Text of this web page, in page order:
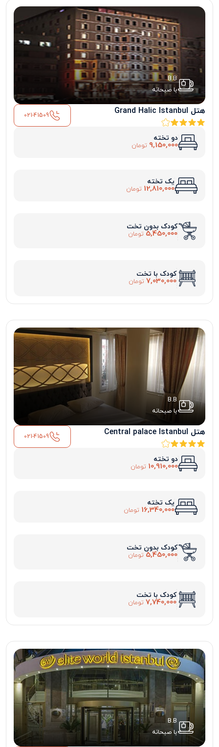
B.B
با صبحانه
هتل Grand Halic Istanbul 021-41509
دو تخته
9,150,000 تومان
یک تخته
12,810,000 تومان
کودک بدون تخت
5,450,000 تومان
کودک با تخت
7,030,000 تومان
B.B
با صبحانه
هتل Central palace Istanbul 021-41509
دو تخته
10,910,000 تومان
یک تخته
16,340,000 تومان
کودک بدون تخت
5,450,000 تومان
کودک با تخت
7,740,000 تومان
B.B
با صبحانه